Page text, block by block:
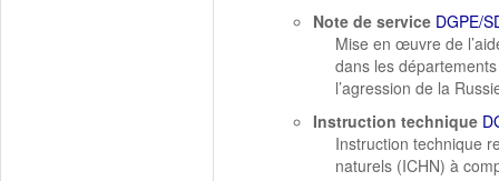
Note de service DGPE/
Mise en œuvre de
dans les
l’agression de la
Instruction technique
Instruction technique
naturels (ICHN) à